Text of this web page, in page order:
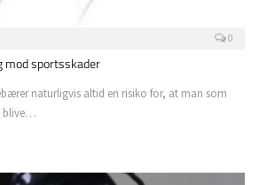
0
mod sportsskader
naturligvis altid en risiko for, at man som
blive…